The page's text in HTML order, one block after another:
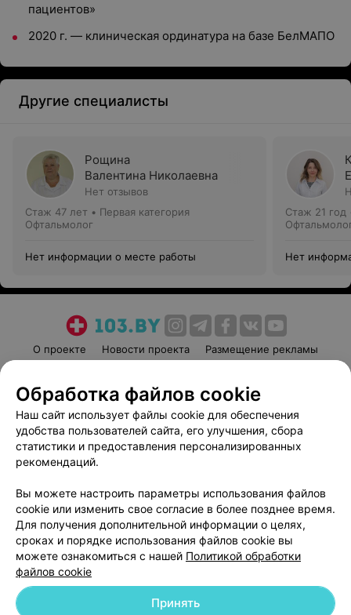
пациентов»
2020 г. — клиническая ординатура на базе БелМАПО
Другие специалисты
Рощина
Валентина Николаевна
Нет отзывов
Стаж 47 лет • Первая категория
Офтальмолог
Нет информации о месте работы
Стаж 21 год
Нет
О проекте Новости проекта
Размещение рекламы
Пользовательское соглашение
Способы оплаты
Вакансии
Партнеры
Написать руководителю 103.by
Обработка персональных данных
© 2026 ООО «Артокс Лаб», УНП 191700409 | 220012, Республика Беларусь,
Обработка файлов cookie
Наш сайт использует файлы cookie для обеспечения
удобства пользователей сайта, его улучшения, сбора
статистики и предоставления персонализированных
рекомендаций.
Вы можете настроить параметры использования файлов
cookie или изменить свое согласие в более позднее время.
Для получения дополнительной информации о целях,
сроках и порядке использования файлов cookie вы
можете ознакомиться с нашей Политикой обработки
файлов cookie
Принять